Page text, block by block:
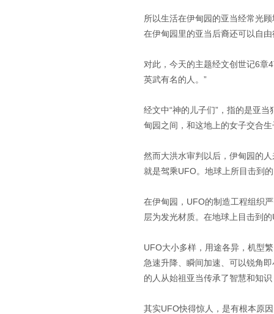
所以生活在伊甸园的亚当经常光
在伊甸园里的亚当后裔还可以自
对此，今天的主题经文创世记6章
英武有名的人。”
经文中“神的儿子们”，指的是亚
甸园之间，和这地上的女子交合
然而大洪水审判以后，伊甸园的
就是驾乘UFO。地球上所目击到
在伊甸园，UFO的制造工程组织
层为发光材质。在地球上目击到
UFO大小多样，用途各异，机型
急速升降、瞬间加速、可以锐角
的人从始祖亚当传承了智慧和知
其实UFO快得惊人，是有根本原